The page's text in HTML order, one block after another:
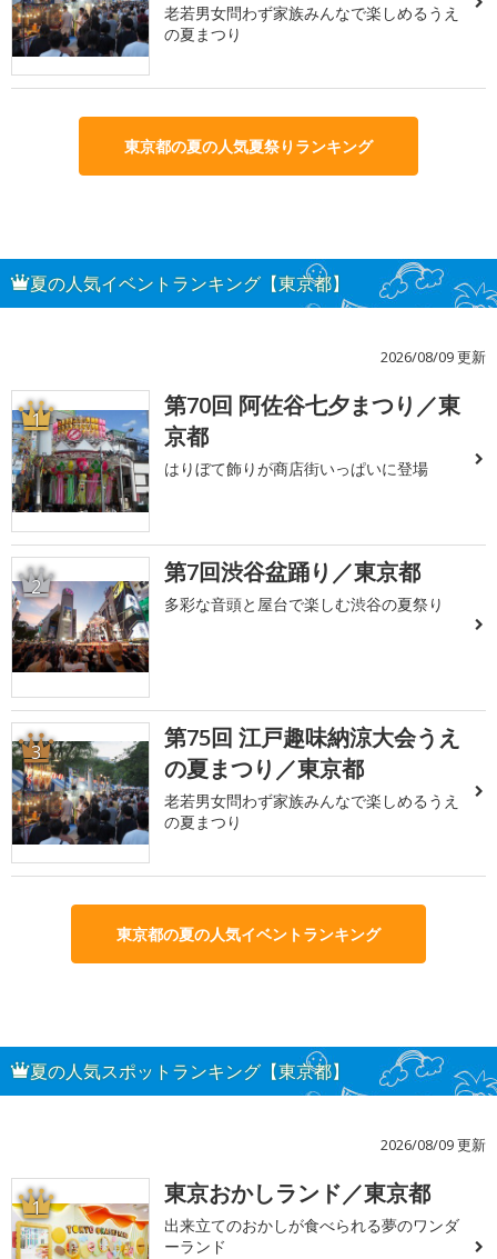
老若男女問わず家族みんなで楽しめるうえ
の夏まつり
東京都の夏の人気夏祭りランキング
夏の人気イベントランキング【東京都】
2026/08/09 更新
1
第70回 阿佐谷七夕まつり／東
京都
はりぼて飾りが商店街いっぱいに登場
2 第7回渋谷盆踊り／東京都
多彩な音頭と屋台で楽しむ渋谷の夏祭り
3
第75回 江戸趣味納涼大会うえ
の夏まつり／東京都
老若男女問わず家族みんなで楽しめるうえ
の夏まつり
東京都の夏の人気イベントランキング
夏の人気スポットランキング【東京都】
2026/08/09 更新
1 東京おかしランド／東京都
出来立てのおかしが食べられる夢のワンダ
ーランド